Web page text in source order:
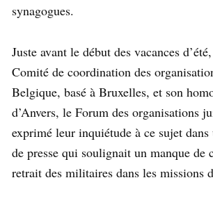
synagogues.
Juste avant le début des vacances
Comité de coordination des
Belgique, basé à Bruxelles, et son
d’Anvers, le Forum des organisations
exprimé leur inquiétude à ce sujet
de presse qui soulignait un manque de
retrait des militaires dans les missions